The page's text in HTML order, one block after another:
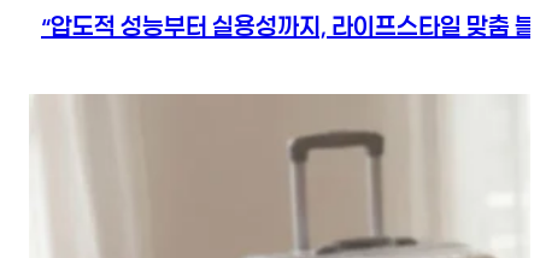
“압도적 성능부터 실용성까지, 라이프스타일 맞춤